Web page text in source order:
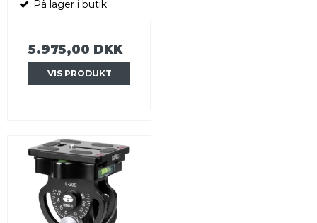
På lager i butik
5.975,00 DKK
VIS PRODUKT